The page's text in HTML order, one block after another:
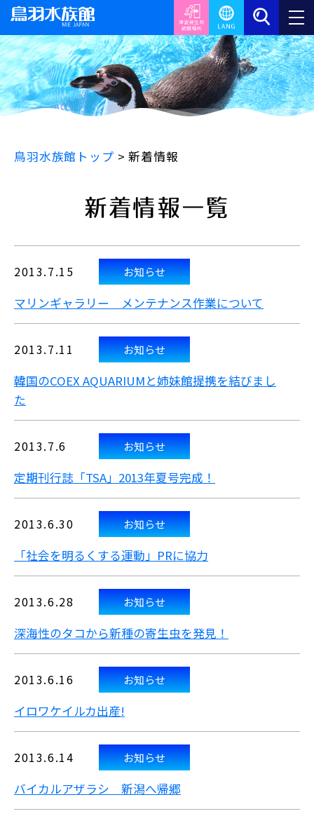
鳥羽水族館トップ >新着情報
新着情報一覧
2013.7.15 お知らせ
マリンギャラリー メンテナンス作業について
2013.7.11 お知らせ
韓国のCOEX AQUARIUMと姉妹館提携を結びまし
た
2013.7.6 お知らせ
定期刊行誌「TSA」2013年夏号完成！
2013.6.30 お知らせ
「社会を明るくする運動」PRに協力
2013.6.28 お知らせ
深海性のタコから新種の寄生虫を発見！
2013.6.16 お知らせ
イロワケイルカ出産!
2013.6.14 お知らせ
バイカルアザラシ 新潟へ帰郷